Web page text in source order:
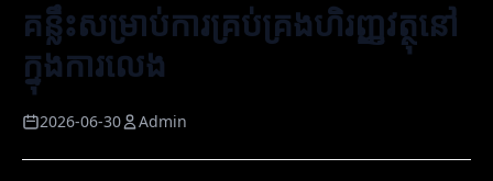
គន្លឹះសម្រាប់ការគ្រប់គ្រងហិរញ្ញវត្ថុនៅ
ក្នុងការលេង
2026-06-30 Admin